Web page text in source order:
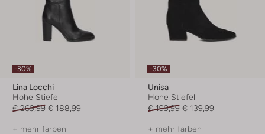
-30%
Lina Locchi
Hohe Stiefel
€ 269,99 € 188,99
+ mehr farben
-30%
Unisa
Hohe Stiefel
€ 199,99 € 139,99
+ mehr farben